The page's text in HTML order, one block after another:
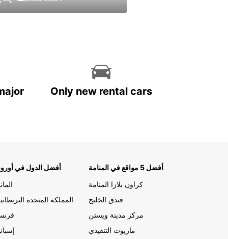
Only new rental cars
أفضل الدول في
المملكة المتحدة
أفضل 5 مواقع في المنامة
كراون بلازا المنامة
فندق الخليج
مركز مدينة ويستن
ماريوت التنفيذي